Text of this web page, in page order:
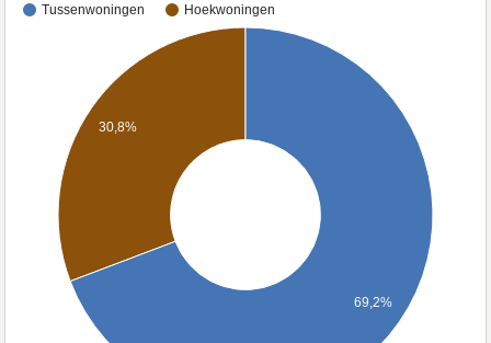
Tussenwoningen Hoekwoningen
30,8%
69,2%